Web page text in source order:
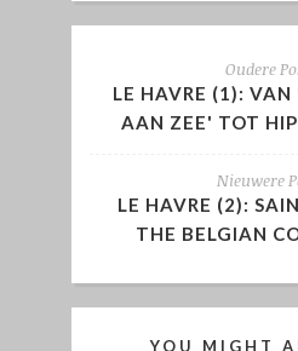
Oudere
LE HAVRE (1):
AAN ZEE' TOT
Nieuwere
LE HAVRE (2):
THE BELGIAN
YOU MIGHT